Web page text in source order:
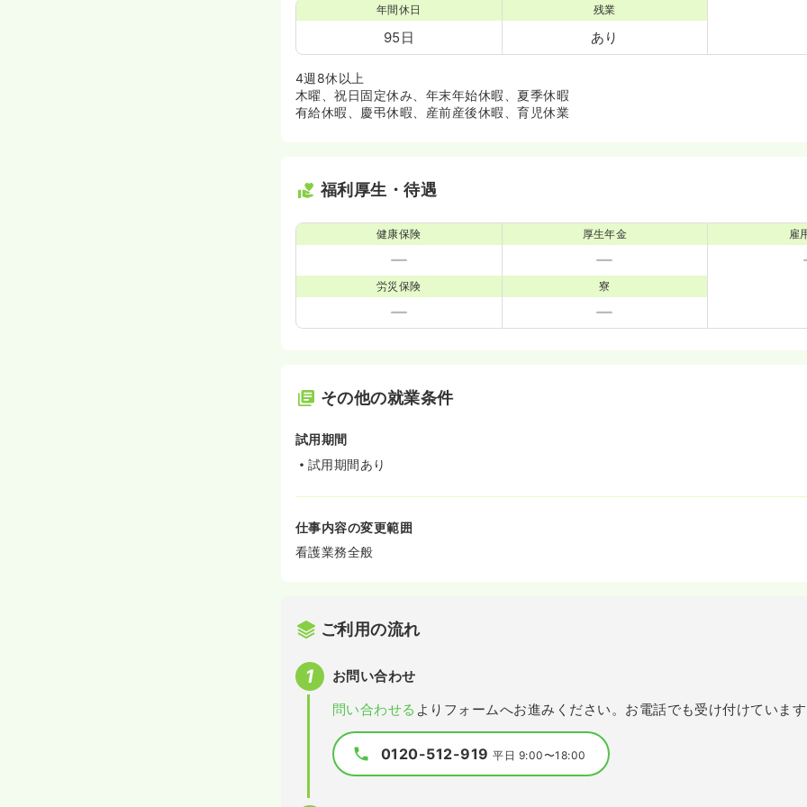
年間休日
95日
残業
あり
4週8休以上
木曜、祝日固定休み、年末年始休暇、夏季休暇
有給休暇、慶弔休暇、産前産後休暇、育児休業
福利厚生・待遇
健康保険 厚生年金 雇
労災保険 寮
その他の就業条件
試用期間
試用期間あり
仕事内容の変更範囲
看護業務全般
ご利用の流れ
お問い合わせ
問い合わせる よりフォームへお進みください。お電話でも受け付けていま
0120-512-919平日 9:00〜18:00